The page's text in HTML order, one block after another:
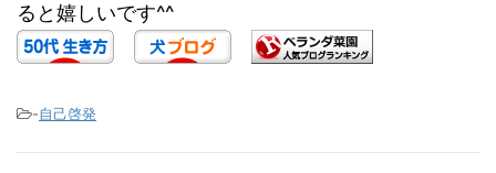
ると嬉しいです^^
-自己啓発